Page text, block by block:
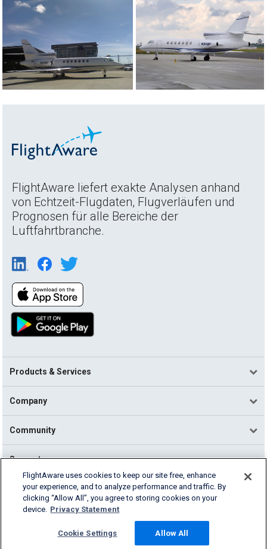
FlightAware liefert exakte Analysen anhand
von Echtzeit-Flugdaten, Flugverläufen und
Prognosen für alle Bereiche der
Luftfahrtbranche.
Products & Services
Company
Community
Support
English (USA)
2026 FlightAware
Cookie Settings
FlightAware uses cookies to keep our site free, enhance
your experience, and to analyze performance and traffic. By
clicking “Allow All”, you agree to storing cookies on your
device. Privacy Statement
Cookie Settings Allow All